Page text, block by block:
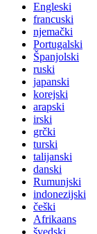
Engleski
francuski
njemački
Portugalski
Španjolski
ruski
japanski
korejski
arapski
irski
grčki
turski
talijanski
danski
Rumunjski
indonezijski
češki
Afrikaans